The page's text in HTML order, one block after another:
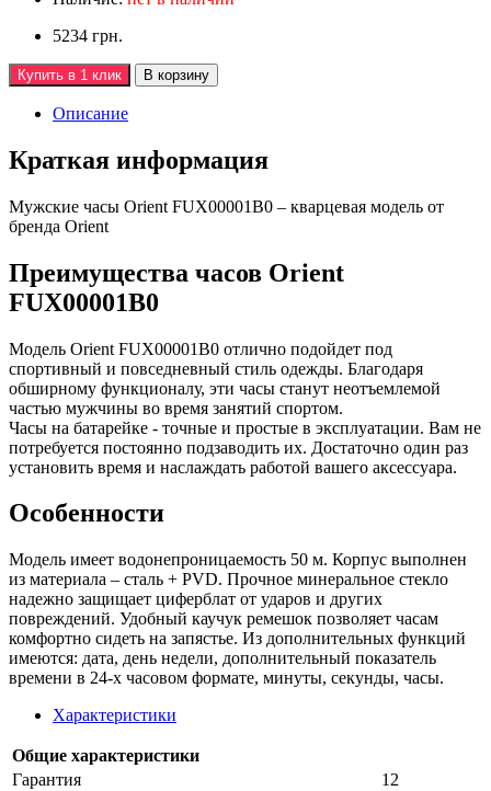
5234 грн.
Купить в 1 клик В корзину
Описание
Краткая информация
Мужские часы Orient FUX00001B0 – кварцевая модель от
бренда Orient
Преимущества часов Orient
FUX00001B0
Модель Orient FUX00001B0 отлично подойдет под
спортивный и повседневный стиль одежды. Благодаря
обширному функционалу, эти часы станут неотъемлемой
частью мужчины во время занятий спортом.
Часы на батарейке - точные и простые в эксплуатации. Вам не
потребуется постоянно подзаводить их. Достаточно один раз
установить время и наслаждать работой вашего аксессуара.
Особенности
Модель имеет водонепроницаемость 50 м. Корпус выполнен
из материала – сталь + PVD. Прочное минеральное стекло
надежно защищает циферблат от ударов и других
повреждений. Удобный каучук ремешок позволяет часам
комфортно сидеть на запястье. Из дополнительных функций
имеются: дата, день недели, дополнительный показатель
времени в 24-х часовом формате, минуты, секунды, часы.
Характеристики
Общие характеристики
Гарантия
12